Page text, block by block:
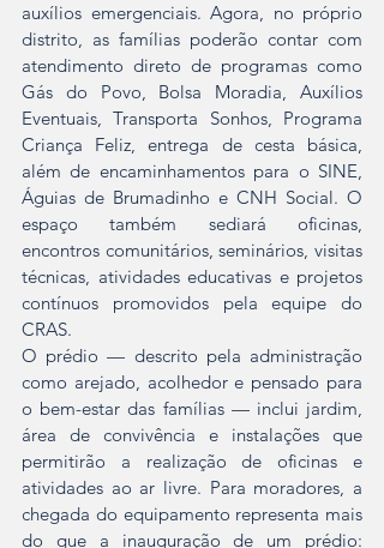
auxílios emergenciais. Agora, no próprio
distrito, as famílias poderão contar com
atendimento direto de programas como
Gás do Povo, Bolsa Moradia, Auxílios
Eventuais, Transporta Sonhos, Programa
Criança Feliz, entrega de cesta básica,
além de encaminhamentos para o SINE,
Águias de Brumadinho e CNH Social. O
espaço também sediará oficinas,
encontros comunitários, seminários, visitas
técnicas, atividades educativas e projetos
contínuos promovidos pela equipe do
CRAS.
O prédio — descrito pela administração
como arejado, acolhedor e pensado para
o bem-estar das famílias — inclui jardim,
área de convivência e instalações que
permitirão a realização de oficinas e
atividades ao ar livre. Para moradores, a
chegada do equipamento representa mais
do que a inauguração de um prédio: